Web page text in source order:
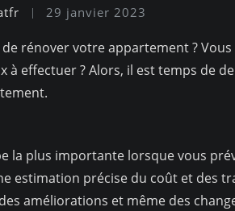
29 janvier 2023
de rénover votre appartement ?
à effectuer ? Alors, il est temps de
la plus importante lorsque vous
estimation précise du coût et des
améliorations et même des